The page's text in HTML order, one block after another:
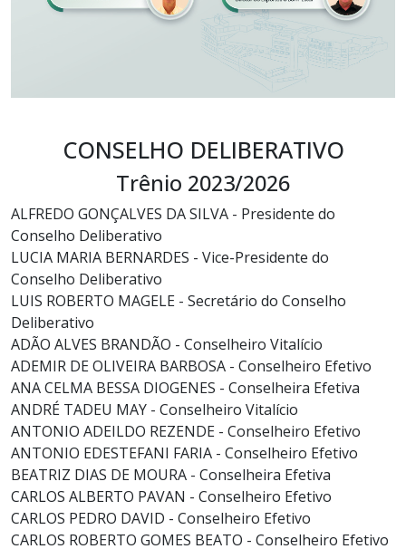
CONSELHO DELIBERATIVO
Trênio 2023/2026
ALFREDO GONÇALVES DA SILVA - Presidente do
Conselho Deliberativo
LUCIA MARIA BERNARDES - Vice-Presidente do
Conselho Deliberativo
LUIS ROBERTO MAGELE - Secretário do Conselho
Deliberativo
ADÃO ALVES BRANDÃO - Conselheiro Vitalício
ADEMIR DE OLIVEIRA BARBOSA - Conselheiro Efetivo
ANA CELMA BESSA DIOGENES - Conselheira Efetiva
ANDRÉ TADEU MAY - Conselheiro Vitalício
ANTONIO ADEILDO REZENDE - Conselheiro Efetivo
ANTONIO EDESTEFANI FARIA - Conselheiro Efetivo
BEATRIZ DIAS DE MOURA - Conselheira Efetiva
CARLOS ALBERTO PAVAN - Conselheiro Efetivo
CARLOS PEDRO DAVID - Conselheiro Efetivo
CARLOS ROBERTO GOMES BEATO - Conselheiro Efetivo